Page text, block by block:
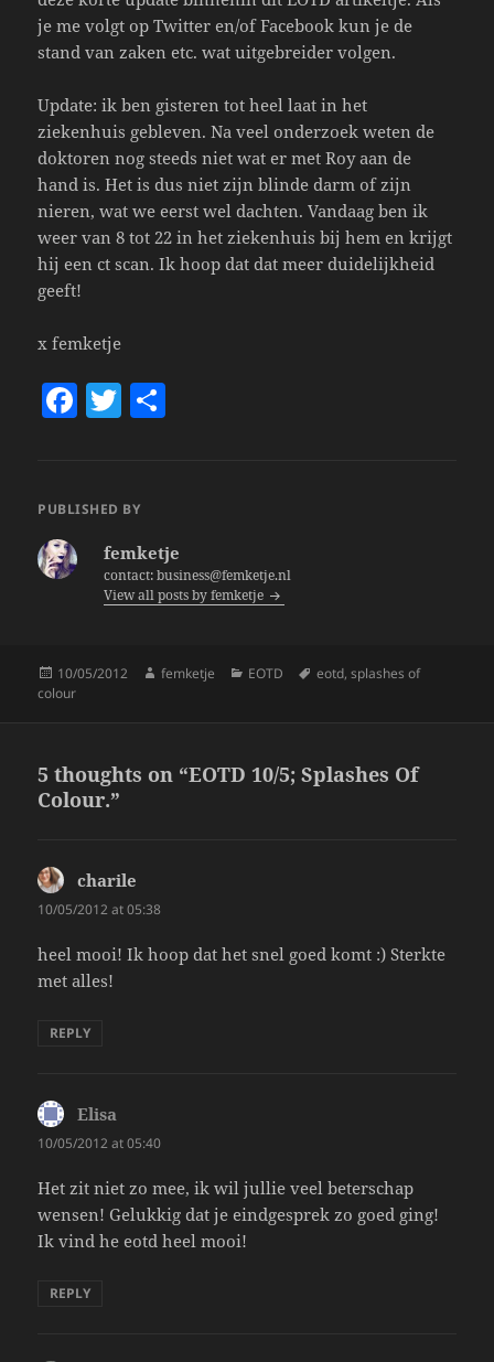
je me volgt op Twitter en/of Facebook kun je de
stand van zaken etc. wat uitgebreider volgen.
Update: ik ben gisteren tot heel laat in het
ziekenhuis gebleven. Na veel onderzoek weten de
doktoren nog steeds niet wat er met Roy aan de
hand is. Het is dus niet zijn blinde darm of zijn
nieren, wat we eerst wel dachten. Vandaag ben ik
weer van 8 tot 22 in het ziekenhuis bij hem en krijgt
hij een ct scan. Ik hoop dat dat meer duidelijkheid
geeft!
x femketje
F
a
e
T
w
er
PUBLISHED BY
femketje
contact: business@femketje.nl
View all posts by femketje
Posted
on
10/05/2012 Author
femketje Categories
EOTD Tags
eotd,splashes of
colour
5 thoughts on “EOTD 10/5; Splashes Of
Colour.”
charile
10/05/2012 at 05:38
heel mooi! Ik hoop dat het snel goed komt :) Sterkte
met alles!
REPLY
Elisa
10/05/2012 at 05:40
Het zit niet zo mee, ik wil jullie veel beterschap
wensen! Gelukkig dat je eindgesprek zo goed ging!
Ik vind he eotd heel mooi!
REPLY